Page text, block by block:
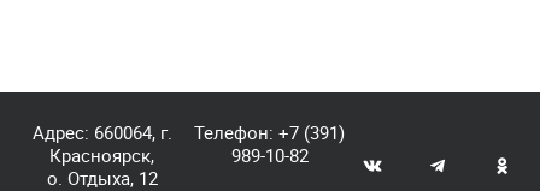
Адрес: 660064, г.
Красноярск,
о. Отдыха, 12
Телефон:+7 (391)
989-10-82